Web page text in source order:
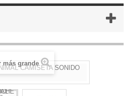
más grande